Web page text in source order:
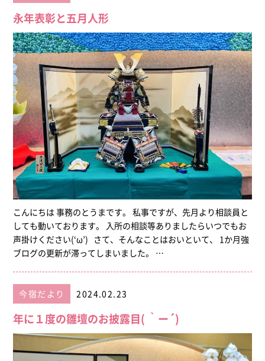
永年表彰と五月人形
こんにちは 事務のとうまです。 私事ですが、先月より相談員と
しても動いております。 入所の相談等ありましたらいつでもお
声掛けください(‘ω’) さて、そんなことはおいといて、 1か月強
ブログの更新が滞ってしまいました。 …
今宿だより 2024.02.23
年に１度の雛壇のお披露目( ｀ー´)